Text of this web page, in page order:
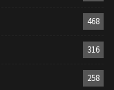
468
316
258